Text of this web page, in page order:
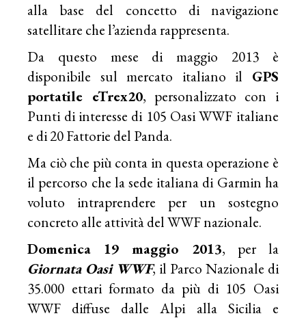
alla base del concetto di navigazione
satellitare che l’azienda rappresenta.
Da questo mese di maggio 2013 è
disponibile sul mercato italiano il GPS
portatile eTrex20, personalizzato con i
Punti di interesse di 105 Oasi WWF italiane
e di 20 Fattorie del Panda.
Ma ciò che più conta in questa operazione è
il percorso che la sede italiana di Garmin ha
voluto intraprendere per un sostegno
concreto alle attività del WWF nazionale.
Domenica 19 maggio 2013, per la
Giornata Oasi WWF, il Parco Nazionale di
35.000 ettari formato da più di 105 Oasi
WWF diffuse dalle Alpi alla Sicilia e